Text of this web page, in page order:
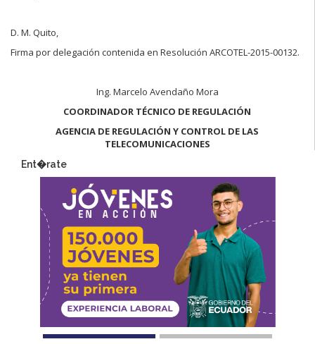
D. M. Quito,
Firma por delegación contenida en Resolución ARCOTEL-2015-00132.
Ing. Marcelo Avendaño Mora
COORDINADOR TÉCNICO DE REGULACIÓN
AGENCIA DE REGULACIÓN Y CONTROL DE LAS
TELECOMUNICACIONES
Ent�rate